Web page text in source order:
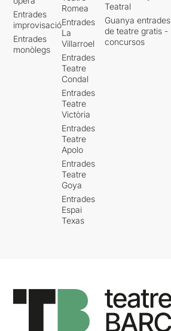
Entrades
improvisació
Entrades
monòlegs
Romea
Entrades
La
Villarroel
Entrades
Teatre
Condal
Entrades
Teatre
Victòria
Entrades
Teatre
Apolo
Entrades
Teatre
Goya
Entrades
Espai
Texas
Teatral
Guanya entrades
de teatre gratis -
concursos